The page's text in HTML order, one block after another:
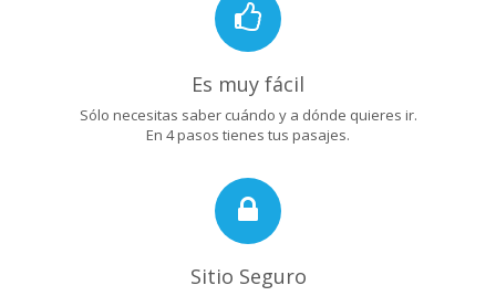
Es muy fácil
Sólo necesitas saber cuándo y a dónde quieres ir.
En 4 pasos tienes tus pasajes.
Sitio Seguro